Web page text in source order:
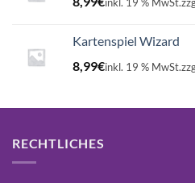
Kartenspiel Wizard
8,99€inkl. 19 % MwSt.
RECHTLICHES